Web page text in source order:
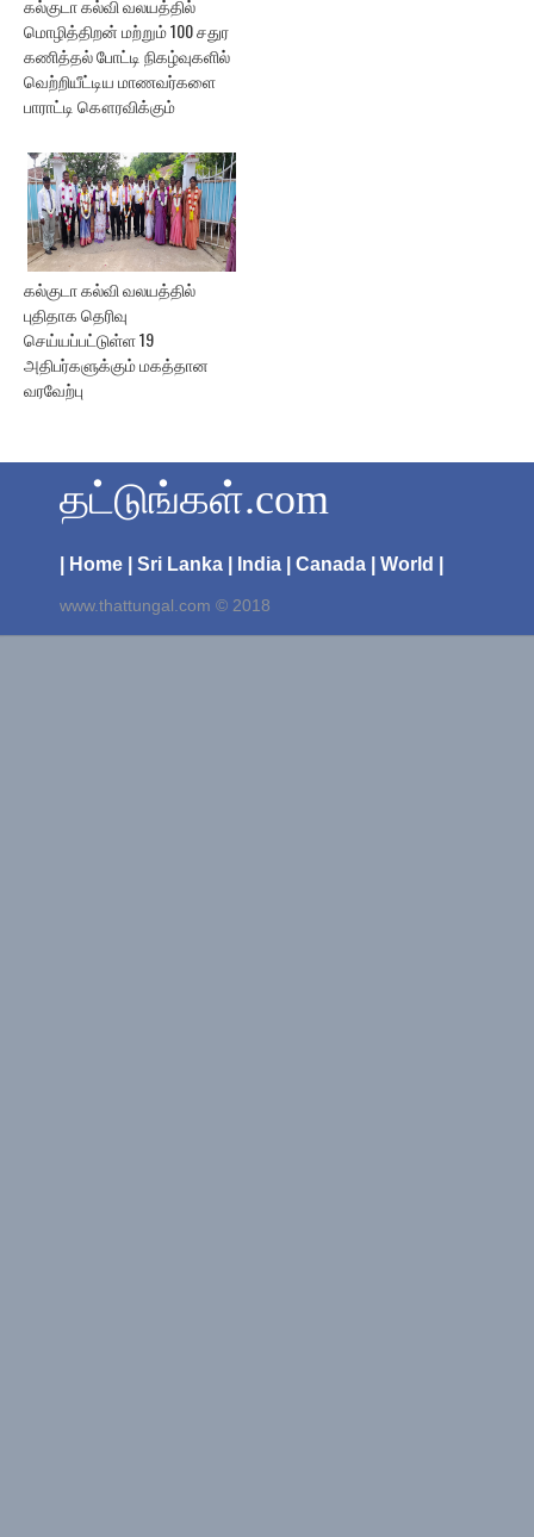
கல்குடா கல்வி வலயத்தில்
மொழித்திறன் மற்றும் 100 சதுர
கணித்தல் போட்டி நிகழ்வுகளில்
வெற்றியீட்டிய மாணவர்களை
பாராட்டி கௌரவிக்கும்
கல்குடா கல்வி வலயத்தில்
புதிதாக தெரிவு
செய்யப்பட்டுள்ள 19
அதிபர்களுக்கும் மகத்தான
வரவேற்பு
தட்டுங்கள்.com
| Home | Sri Lanka | India | Canada | World |
www.thattungal.com © 2018